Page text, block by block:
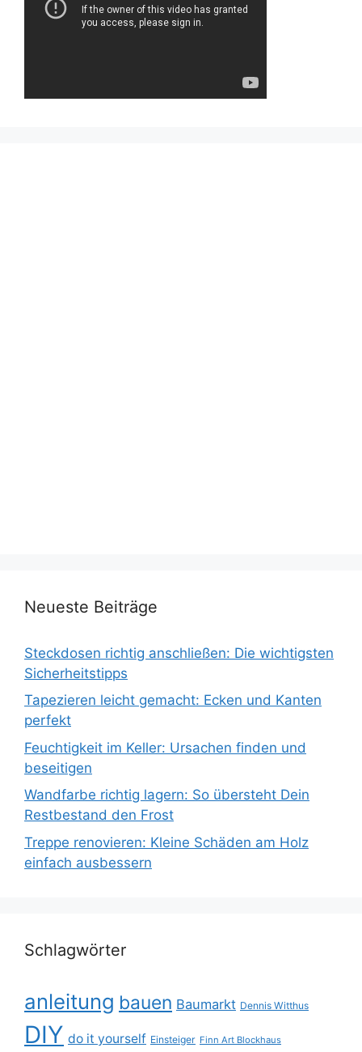
Neueste Beiträge
Steckdosen richtig anschließen: Die wichtigsten
Sicherheitstipps
Tapezieren leicht gemacht: Ecken und Kanten
perfekt
Feuchtigkeit im Keller: Ursachen finden und
beseitigen
Wandfarbe richtig lagern: So übersteht Dein
Restbestand den Frost
Treppe renovieren: Kleine Schäden am Holz
einfach ausbessern
Schlagwörter
anleitung bauen Baumarkt Dennis Witthus
DIY do it yourself Einsteiger Finn Art Blockhaus